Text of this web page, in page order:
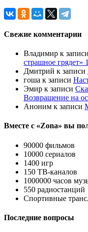
Свежие комментарии
Владимир к записи
страшное грядет»
Дмитрий к записи
гоша к записи
Эмир к записи
Возвращение на
Аноним к записи
Вместе с «Zona» вы
90000 фильмов
10000 сериалов
1400 игр
150 ТВ-каналов
1000000 часов
550 радиостанций
Спортивные
Последние вопросы